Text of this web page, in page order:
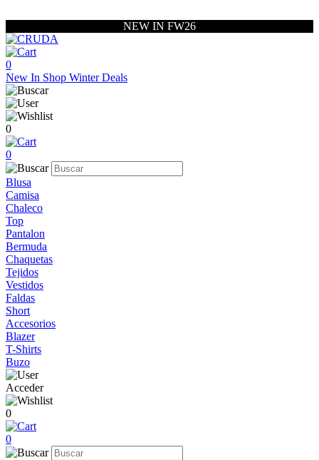
NEW IN FW26
0
New In Shop Winter Deals
0
0
Blusa
Camisa
Chaleco
Top
Pantalon
Bermuda
Chaquetas
Tejidos
Vestidos
Faldas
Short
Accesorios
Blazer
T-Shirts
Buzo
Acceder
0
0